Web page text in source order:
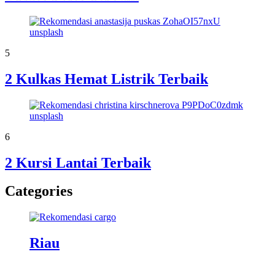
5
2 Kulkas Hemat Listrik Terbaik
6
2 Kursi Lantai Terbaik
Categories
Riau